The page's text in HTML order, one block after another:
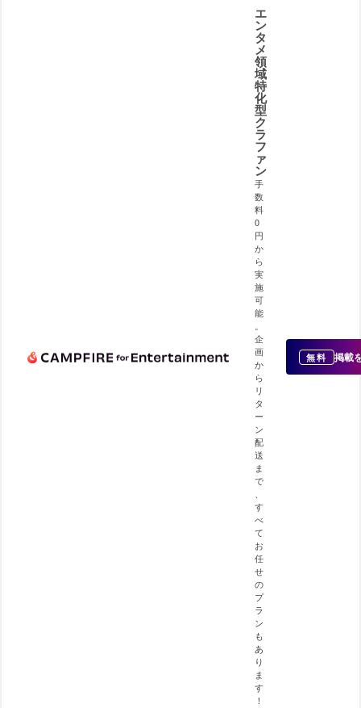
エ
ン
タ
メ
領
域
特
化
型
ク
ラ
フ
ァ
ン
手
数
料
0
円
か
ら
実
施
可
能
。
企
画
か
ら
リ
タ
ー
ン
配
送
ま
で
、
す
べ
て
お
任
せ
の
プ
ラ
ン
も
あ
り
ま
す
！
無料 掲載